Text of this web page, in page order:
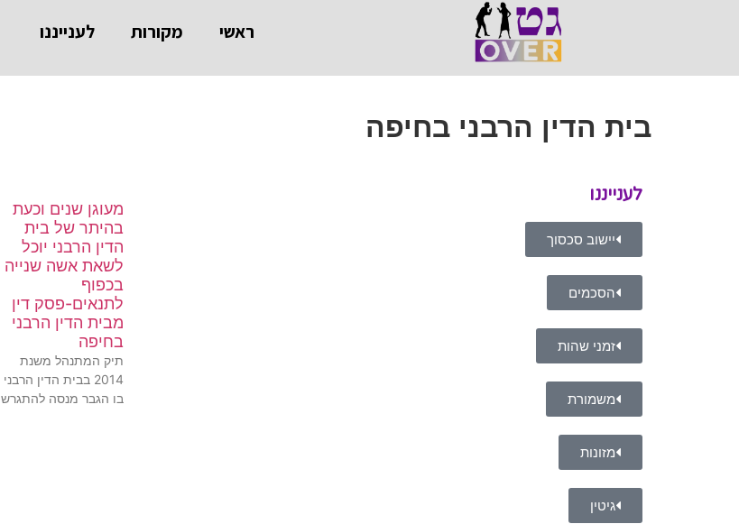
ראשי מקורות לענייננו
בית הדין הרבני בחיפה
לענייננו
יישוב סכסוך
הסכמים
זמני שהות
משמורת
מזונות
גיטין
מעוגן שנים וכעת
בהיתר של בית
הדין הרבני יוכל
לשאת אשה שנייה
בכפוף
לתנאים-פסק דין
מבית הדין הרבני
בחיפה
תיק המתנהל משנת
2014 בבית הדין הרבני
בו הגבר מנסה להתגרש